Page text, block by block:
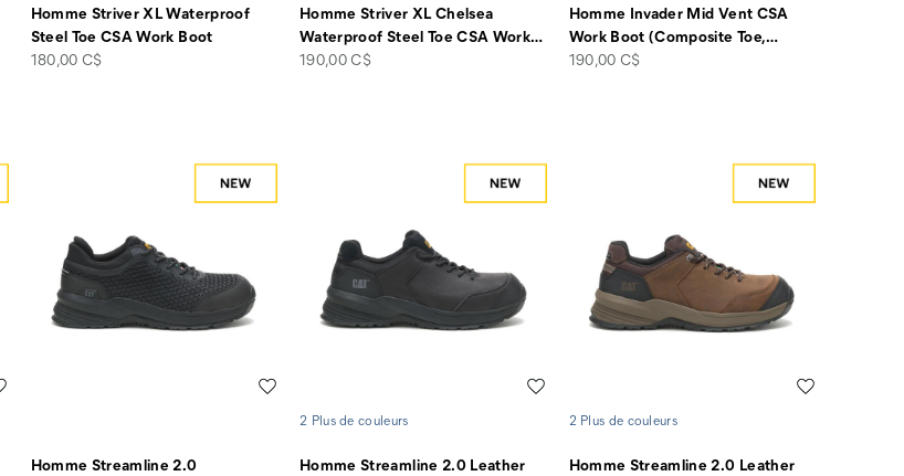
Homme Striver XL Waterproof
Steel Toe CSA Work Boot
price
180,00 C$
Homme Striver XL Chelsea
Waterproof Steel Toe CSA Work…
price
190,00 C$
Homme Invader Mid Vent CSA
Work Boot (Composite Toe,…
price
190,00 C$
Homme Streamline 2.0
2 Plus de couleurs
Homme Streamline 2.0 Leather
2 Plus de couleurs
Homme Streamline 2.0 Leather